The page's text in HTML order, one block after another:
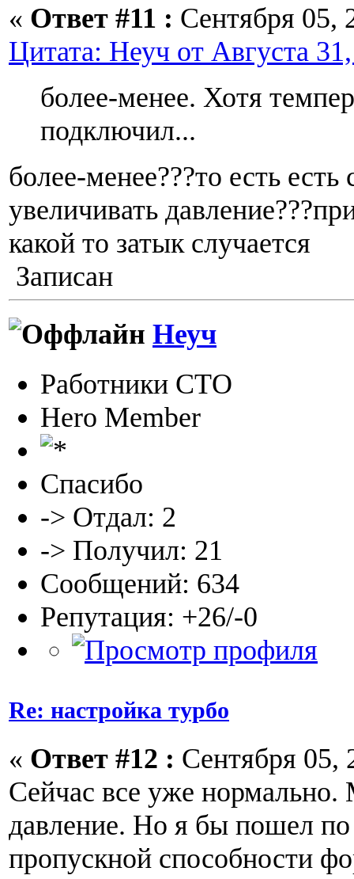
« Ответ #11 : Сентября 05,
Цитата: Неуч от Августа
более-менее. Хотя
подключил...
более-менее???то есть
увеличивать
какой то затык случается
Записан
Неуч
Работники СТО
Hero Member
Спасибо
-> Отдал: 2
-> Получил: 21
Сообщений: 634
Репутация: +26/-0
Re: настройка турбо
« Ответ #12 : Сентября 05,
Сейчас все уже
давление. Но я бы пошел
пропускной способности